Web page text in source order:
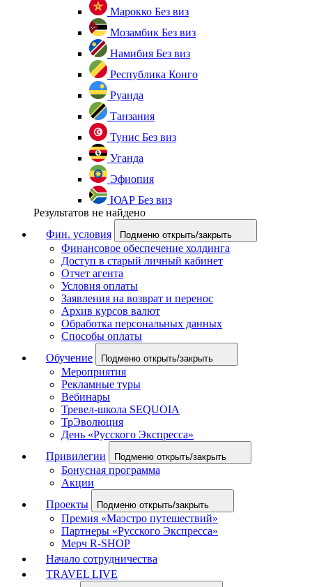
Марокко Без виз
Мозамбик Без виз
Намибия Без виз
Республика Конго
Руанда
Танзания
Тунис Без виз
Уганда
Эфиопия
ЮАР Без виз
Результатов не найдено
Фин. условия
Подменю открыть/закрыть
Финансовое обеспечение холдинга
Доступ в старый личный кабинет
Отчет агента
Условия оплаты
Заявления на возврат и перенос
Архив курсов валют
Обработка персональных данных
Способы оплаты
Обучение
Подменю открыть/закрыть
Мероприятия
Рекламные туры
Вебинары
Тревел-школа SEQUOIA
ТрЭволюция
День «Русского Экспресса»
Привилегии
Подменю открыть/закрыть
Бонусная программа
Акции
Проекты
Подменю открыть/закрыть
Премия «Маэстро путешествий»
Партнеры «Русского Экспресса»
Мерч R-SHOP
Начало сотрудничества
TRAVEL LIVE